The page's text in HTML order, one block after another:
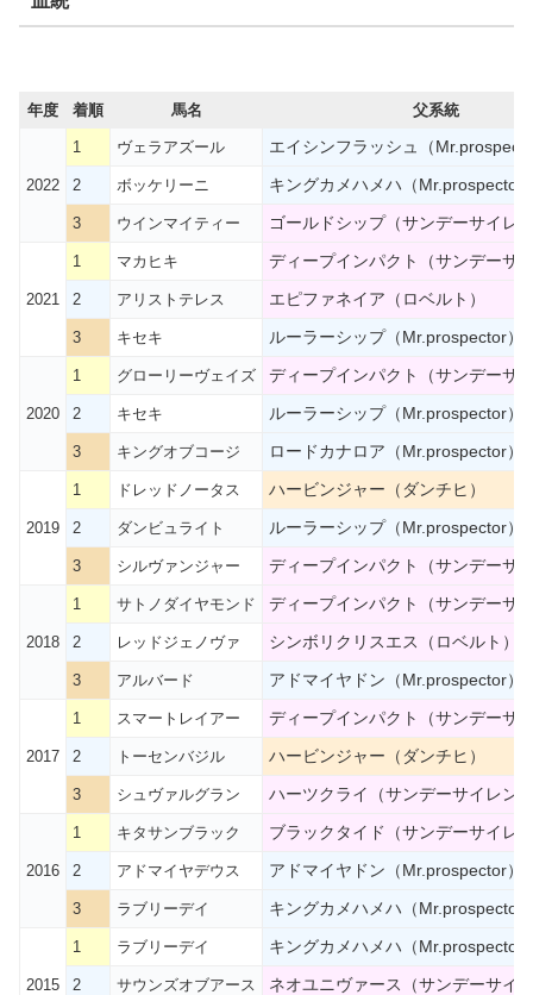
年度 着順 馬名 父系統
2022
1 ヴェラアズール エイシンフラッシュ（
2 ボッケリーニ キングカメハメハ（Mr.prospector
3 ウインマイティー ゴールドシップ（サンデーサイレ
2021
1 マカヒキ ディープインパクト（サンデーサ
2 アリストテレス エピファネイア（ロベルト）
3 キセキ ルーラーシップ（Mr.prospector）
2020
1 グローリーヴェイズ ディープインパクト（サンデーサ
2 キセキ ルーラーシップ（Mr.prospector）
3 キングオブコージ ロードカナロア（Mr.prospector）
2019
1 ドレッドノータス ハービンジャー（ダンチヒ）
2 ダンビュライト ルーラーシップ（Mr.prospector）
3 シルヴァンジャー ディープインパクト（サンデーサ
2018
1 サトノダイヤモンド ディープインパクト（サンデーサ
2 レッドジェノヴァ シンボリクリスエス（ロベルト）
3 アルバード アドマイヤドン（Mr.prospector）
2017
1 スマートレイアー ディープインパクト（サンデーサ
2 トーセンバジル ハービンジャー（ダンチヒ）
3 シュヴァルグラン ハーツクライ（サンデーサイレン
2016
1 キタサンブラック ブラックタイド（サンデーサイレ
2 アドマイヤデウス アドマイヤドン（Mr.prospector）
3 ラブリーデイ キングカメハメハ（Mr.prospector
2015
1 ラブリーデイ キングカメハメハ（Mr.prospector
2 サウンズオブアース ネオユニヴァース（サンデーサイ